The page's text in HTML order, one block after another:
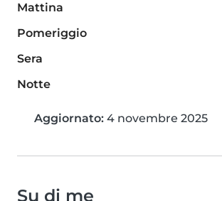
Mattina
Pomeriggio
Sera
Notte
Aggiornato: 4 novembre 2025
Su di me